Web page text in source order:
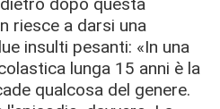
riesce a darsi una
insulti pesanti: «In una
lunga 15 anni è la
qualcosa del genere.